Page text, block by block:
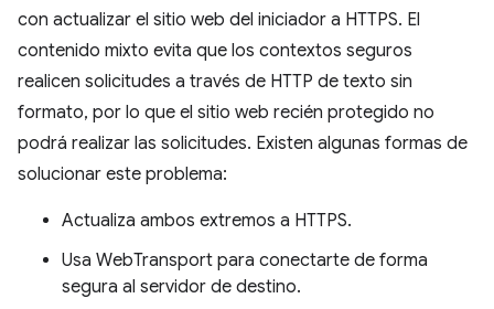
con actualizar el sitio web del iniciador a HTTPS. El
contenido mixto evita que los contextos seguros
realicen solicitudes a través de HTTP de texto sin
formato, por lo que el sitio web recién protegido no
podrá realizar las solicitudes. Existen algunas formas de
solucionar este problema:
Actualiza ambos extremos a HTTPS.
Usa WebTransport para conectarte de forma
segura al servidor de destino.